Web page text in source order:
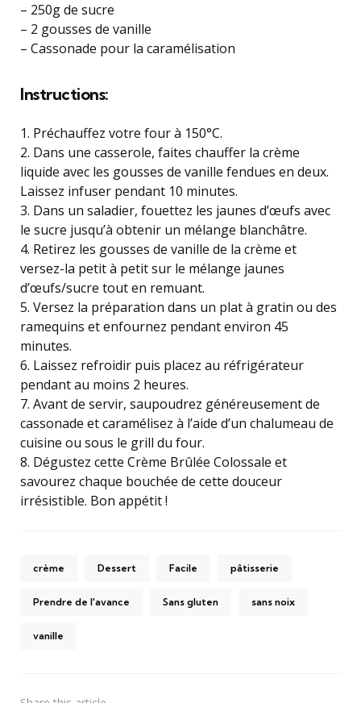
– 250g de sucre
– 2 gousses de vanille
– Cassonade pour la caramélisation
Instructions:
1. Préchauffez votre four à 150°C.
2. Dans une casserole, faites chauffer la crème
liquide avec les gousses de vanille fendues en deux.
Laissez infuser pendant 10 minutes.
3. Dans un saladier, fouettez les jaunes d’œufs avec
le sucre jusqu’à obtenir un mélange blanchâtre.
4. Retirez les gousses de vanille de la crème et
versez-la petit à petit sur le mélange jaunes
d’œufs/sucre tout en remuant.
5. Versez la préparation dans un plat à gratin ou des
ramequins et enfournez pendant environ 45
minutes.
6. Laissez refroidir puis placez au réfrigérateur
pendant au moins 2 heures.
7. Avant de servir, saupoudrez généreusement de
cassonade et caramélisez à l’aide d’un chalumeau de
cuisine ou sous le grill du four.
8. Dégustez cette Crème Brûlée Colossale et
savourez chaque bouchée de cette douceur
irrésistible. Bon appétit !
crème Dessert Facile pâtisserie
Prendre de l'avance Sans gluten sans noix
vanille